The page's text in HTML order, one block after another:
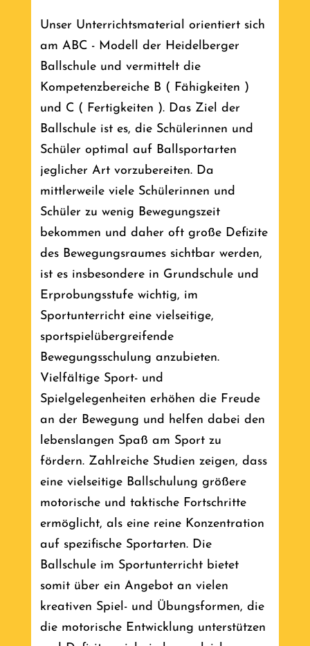
Unser Unterrichtsmaterial orientiert sich
am ABC - Modell der Heidelberger
Ballschule und vermittelt die
Kompetenzbereiche B ( Fähigkeiten )
und C ( Fertigkeiten ). Das Ziel der
Ballschule ist es, die Schülerinnen und
Schüler optimal auf Ballsportarten
jeglicher Art vorzubereiten. Da
mittlerweile viele Schülerinnen und
Schüler zu wenig Bewegungszeit
bekommen und daher oft große Defizite
des Bewegungsraumes sichtbar werden,
ist es insbesondere in Grundschule und
Erprobungsstufe wichtig, im
Sportunterricht eine vielseitige,
sportspielübergreifende
Bewegungsschulung anzubieten.
Vielfältige Sport- und
Spielgelegenheiten erhöhen die Freude
an der Bewegung und helfen dabei den
lebenslangen Spaß am Sport zu
fördern. Zahlreiche Studien zeigen, dass
eine vielseitige Ballschulung größere
motorische und taktische Fortschritte
ermöglicht, als eine reine Konzentration
auf spezifische Sportarten. Die
Ballschule im Sportunterricht bietet
somit über ein Angebot an vielen
kreativen Spiel- und Übungsformen, die
die motorische Entwicklung unterstützen